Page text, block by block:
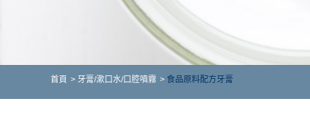
首頁 牙膏/漱口水/口腔噴霧 食品原料配方牙膏